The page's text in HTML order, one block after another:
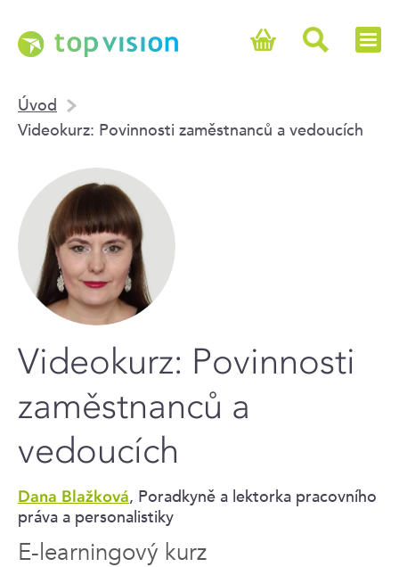
Úvod
Videokurz: Povinnosti zaměstnanců a vedoucích
Videokurz: Povinnosti
zaměstnanců a
vedoucích
Dana Blažková, Poradkyně a lektorka pracovního
práva a personalistiky
E-learningový kurz